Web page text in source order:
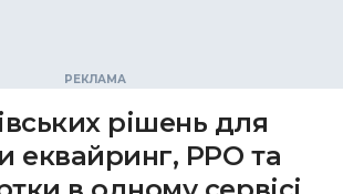
рішень для
еквайринг, РРО та